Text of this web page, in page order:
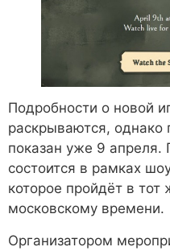
Подробности о новой
раскрываются, однако
показан уже 9 апреля.
состоится в рамках
которое пройдёт в
московскому времени.
Организатором